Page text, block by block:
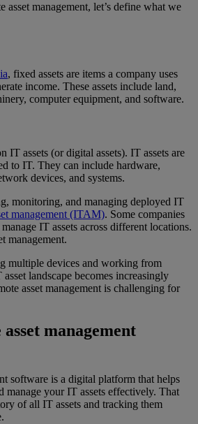
asset management, let’s define what we
, fixed assets are items a company uses
income. These assets include land,
computer equipment, and software.
IT assets (or digital assets). IT assets are
to IT. They can include hardware,
devices, and systems.
monitoring, and managing deployed IT
management (ITAM). Some companies
IT assets across different locations.
management.
multiple devices and working from
landscape becomes increasingly
asset management is challenging for
management
software is a digital platform that helps
manage your IT assets effectively. That
of all IT assets and tracking them